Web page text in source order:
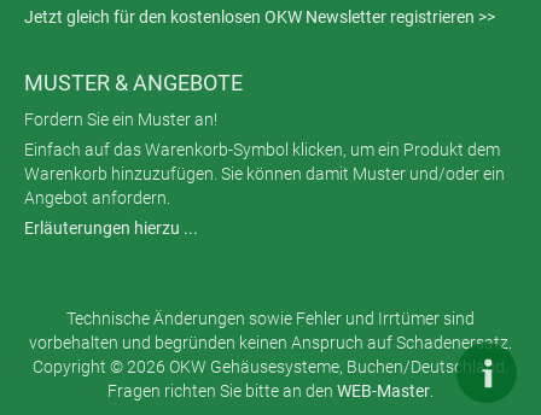
Jetzt gleich für den kostenlosen OKW Newsletter registrieren >>
MUSTER & ANGEBOTE
Fordern Sie ein Muster an!
Einfach auf das Warenkorb-Symbol klicken, um ein Produkt dem
Warenkorb hinzuzufügen. Sie können damit Muster und/oder ein
Angebot anfordern.
Erläuterungen hierzu ...
Technische Änderungen sowie Fehler und Irrtümer sind
vorbehalten und begründen keinen Anspruch auf Schadenersatz.
Copyright © 2026 OKW Gehäusesysteme, Buchen/Deutschland.
Fragen richten Sie bitte an den WEB-Master